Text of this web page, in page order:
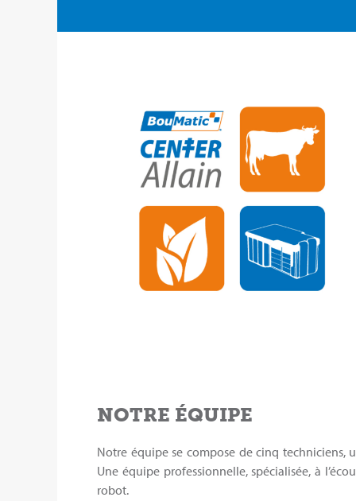
NOTRE ÉQUIPE
Notre équipe se compose de cinq techniciens,
Une équipe professionnelle, spécialisée, à
robot.